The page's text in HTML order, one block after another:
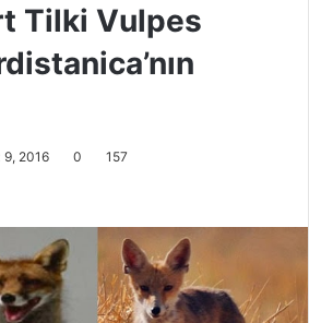
Tilki Vulpes
9, 2016 0 157